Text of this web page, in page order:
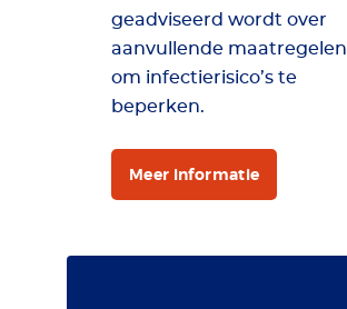
geadviseerd wordt over
aanvullende maatregelen
om infectierisico’s te
beperken.
Meer informatie